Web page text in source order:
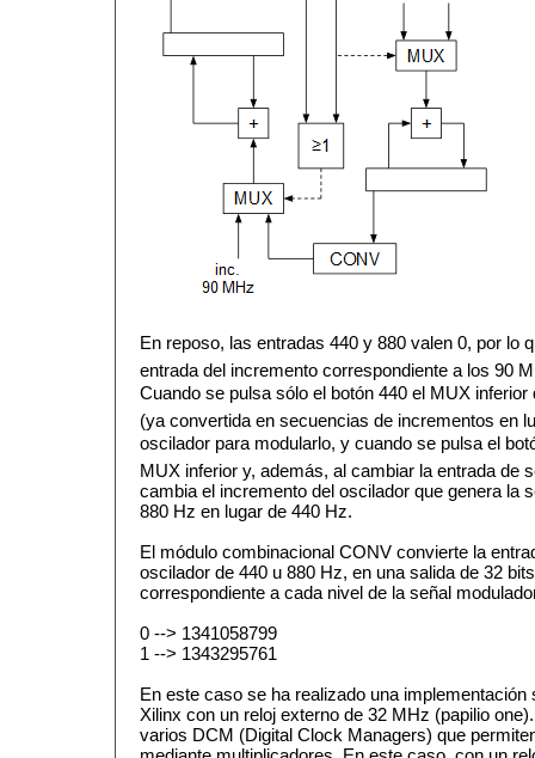
En reposo, las entradas 440 y 880 valen 0, por
entrada del incremento correspondiente a los 90
Cuando se pulsa sólo el botón 440 el MUX
(ya convertida en secuencias de incrementos en
oscilador para modularlo, y cuando se pulsa el
MUX inferior y, además, al cambiar la entrada de
cambia el incremento del oscilador que genera la
880 Hz en lugar de 440 Hz.
El módulo combinacional CONV convierte la
oscilador de 440 u 880 Hz, en una salida de 32
correspondiente a cada nivel de la señal
0 --> 1341058799
1 --> 1343295761
En este caso se ha realizado una
Xilinx con un reloj externo de 32 MHz (papilio
varios DCM (Digital Clock Managers) que